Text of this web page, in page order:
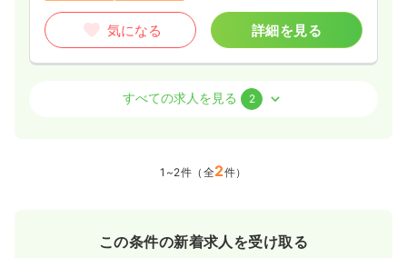
気になる 詳細を見る
正・准看護師
賞与3.7ヶ月
月給22万円以上可
すべての求人を見る 2
1~2件（全2件）
この条件の新着求人を受け取る